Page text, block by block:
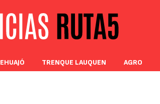
TRENQUE LAUQUEN AGRO